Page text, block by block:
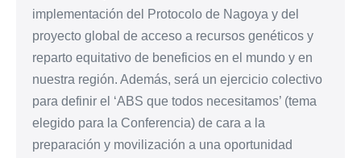
implementación del Protocolo de Nagoya y del
proyecto global de acceso a recursos genéticos y
reparto equitativo de beneficios en el mundo y en
nuestra región. Además, será un ejercicio colectivo
para definir el ‘ABS que todos necesitamos’ (tema
elegido para la Conferencia) de cara a la
preparación y movilización a una oportunidad